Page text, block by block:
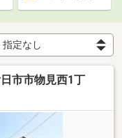
市市物見西1丁